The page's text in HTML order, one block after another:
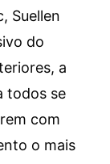
Suellen
do
a
todos se
com
o mais